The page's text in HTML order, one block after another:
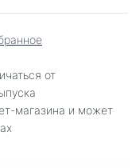
от
магазина и может